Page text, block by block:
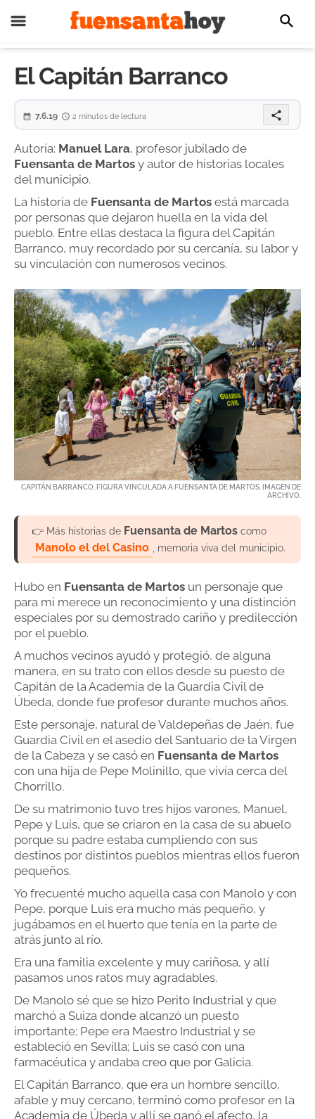
El Capitán Barranco
7.6.19 2 minutos de lectura share
Autoría: Manuel Lara, profesor jubilado de
Fuensanta de Martos y autor de historias locales
del municipio.
La historia de Fuensanta de Martos está marcada
por personas que dejaron huella en la vida del
pueblo. Entre ellas destaca la figura del Capitán
Barranco, muy recordado por su cercanía, su labor y
su vinculación con numerosos vecinos.
CAPITÁN BARRANCO, FIGURA VINCULADA A FUENSANTA DE MARTOS. IMAGEN DE
ARCHIVO.
👉 Más historias de Fuensanta de Martos como
Manolo el del Casino , memoria viva del municipio.
Hubo en Fuensanta de Martos un personaje que
para mi merece un reconocimiento y una distinción
especiales por su demostrado cariño y predilección
por el pueblo.
A muchos vecinos ayudó y protegió, de alguna
manera, en su trato con ellos desde su puesto de
Capitán de la Academia de la Guardia Civil de
Úbeda, donde fue profesor durante muchos años.
Este personaje, natural de Valdepeñas de Jaén, fue
Guardia Civil en el asedio del Santuario de la Virgen
de la Cabeza y se casó en Fuensanta de Martos
con una hija de Pepe Molinillo, que vivía cerca del
Chorrillo.
De su matrimonio tuvo tres hijos varones, Manuel,
Pepe y Luis, que se criaron en la casa de su abuelo
porque su padre estaba cumpliendo con sus
destinos por distintos pueblos mientras ellos fueron
pequeños.
Yo frecuenté mucho aquella casa con Manolo y con
Pepe, porque Luis era mucho más pequeño, y
jugábamos en el huerto que tenía en la parte de
atrás junto al río.
Era una familia excelente y muy cariñosa, y allí
pasamos unos ratos muy agradables.
De Manolo sé que se hizo Perito Industrial y que
marchó a Suiza donde alcanzó un puesto
importante; Pepe era Maestro Industrial y se
estableció en Sevilla; Luis se casó con una
farmacéutica y andaba creo que por Galicia.
El Capitán Barranco, que era un hombre sencillo,
afable y muy cercano, terminó como profesor en la
Academia de Úbeda y allí se ganó el afecto, la